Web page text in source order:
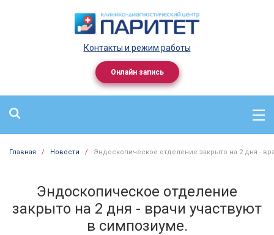
Контакты и режим работы
Онлайн запись
Главная / Новости / Эндоскопическое отделение закрыто на 2 дня -
Эндоскопическое отделение
закрыто на 2 дня - врачи участвуют
в симпозиуме.